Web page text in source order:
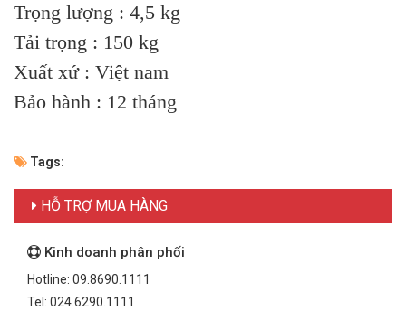
Trọng lượng : 4,5 kg
Tải trọng : 150 kg
Xuất xứ : Việt nam
Bảo hành : 12 tháng
Tags:
HỖ TRỢ MUA HÀNG
Kinh doanh phân phối
Hotline: 09.8690.1111
Tel: 024.6290.1111